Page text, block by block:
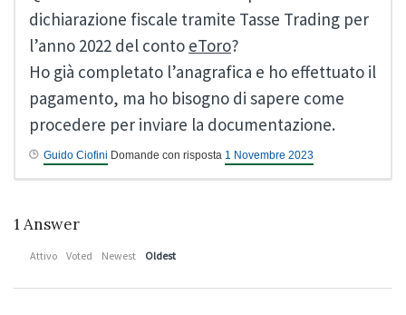
dichiarazione fiscale tramite Tasse Trading per
l’anno 2022 del conto eToro?
Ho già completato l’anagrafica e ho effettuato il
pagamento, ma ho bisogno di sapere come
procedere per inviare la documentazione.
Guido Ciofini Domande con risposta 1 Novembre 2023
1 Answer
Attivo Voted Newest Oldest